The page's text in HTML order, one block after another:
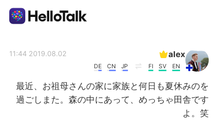
العربية
alex
EN
SV
FI
JP
CN
DE
2019.08.02 11:44
最近、お祖母さんの家に家族と何日も夏休みのを
過ごしまた。森の中にあって、めっちゃ田舎です
よ。笑